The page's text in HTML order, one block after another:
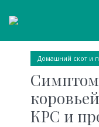
Домашний скот и
КРС и